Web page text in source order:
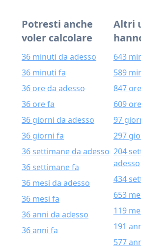
Potresti anche
voler calcolare
36 minuti da adesso
36 minuti fa
36 ore da adesso
36 ore fa
36 giorni da adesso
36 giorni fa
36 settimane da adesso
36 settimane fa
36 mesi da adesso
36 mesi fa
36 anni da adesso
36 anni fa
Altri
643
589
847
609
97
297
204
adesso
434
653
119
191
577